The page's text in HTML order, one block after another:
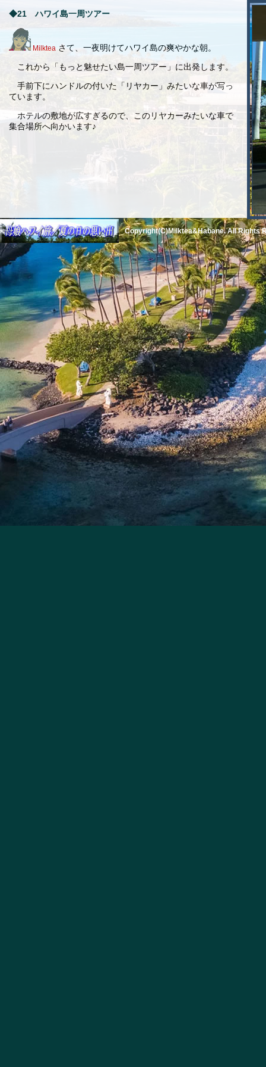
◆21 ハワイ島一周ツアー
Milktea さて、一夜明けてハワイ島の爽やかな朝。
これから「もっと魅せたい島一周ツアー」に出発します。
手前下にハンドルの付いた「リヤカー」みたいな車が写っ
ています。
ホテルの敷地が広すぎるので、このリヤカーみたいな車で
集合場所へ向かいます♪
Copyright(C)Milktea&Habane. All Rights